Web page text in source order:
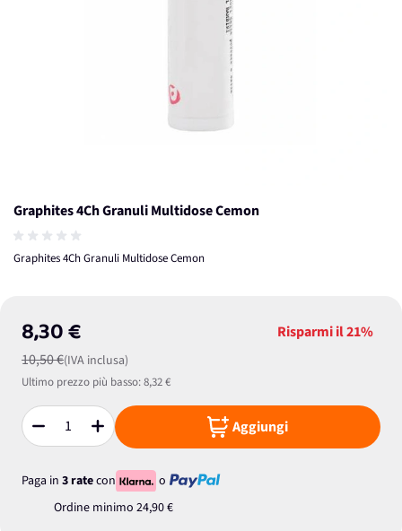
Graphites 4Ch Granuli Multidose Cemon
Graphites 4Ch Granuli Multidose Cemon
8,30 €
10,50 €(IVA inclusa)
Risparmi il21%
Ultimo prezzo più basso:8,32 €
Quantità Aggiungi
Paga in 3 ratecon
o
Ordine minimo 24,90 €